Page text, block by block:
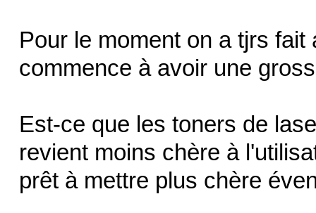
Pour le moment on a tjrs
commence à avoir une
Est-ce que les toners de
revient moins chère à
prêt à mettre plus chère